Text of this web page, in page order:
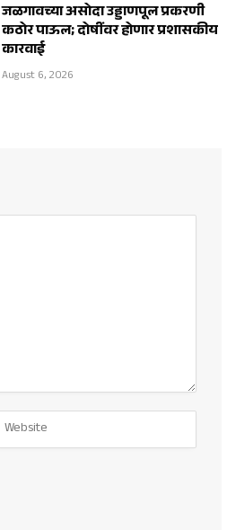
जळगावच्या असोदा उड्डाणपूल प्रकरणी
कठोर पाऊल; दोषींवर होणार प्रशासकीय
कारवाई
August 6, 2026